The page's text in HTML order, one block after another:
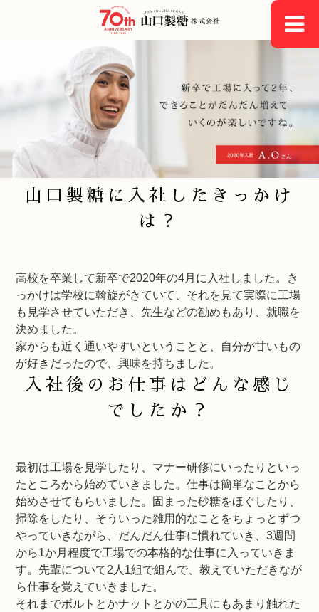
toggle
山口製糖に入社したきっかけ
は？
高校を卒業して新卒で2020年の4月に入社しました。き
っかけは学校に斡旋がきていて、それを見て実際に工場
も見学させていただき、先生などの勧めもあり、就職を
決めました。
家からも近く通いやすいということと、自分が甘いもの
が好きだったので、興味を持ちました。
入社後のお仕事はどんな感じ
でしたか？
最初は工場を見学したり、マナー研修にいったりといっ
たところから始めていきました。仕事は簡単なことから
始めさせてもらいました。固まった砂糖をほぐしたり、
掃除をしたり、そういった雑用的なことをちょっとずつ
やっていきながら、だんだん仕事に慣れていき、3週間
から1か月程度で工場での本格的な仕事に入っていきま
す。先輩について2人1組で組んで、教えていただきなが
ら仕事を覚えていきました。
それまでボルトとかナットとかの工具にもあまり触れた